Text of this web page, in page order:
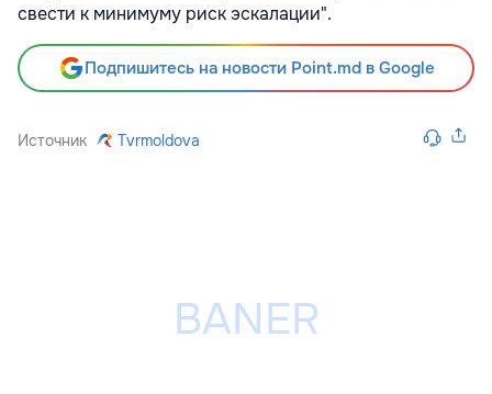
свести к минимуму риск эскалации".
Подпишитесь на новости Point.md в Google
Источник Tvrmoldova